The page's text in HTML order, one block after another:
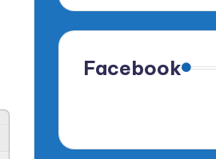
Facebook